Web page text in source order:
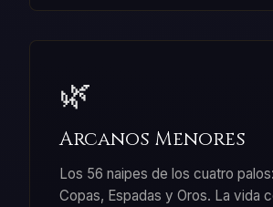
🌿
Arcanos Menores
Los 56 naipes de los cuatro
Copas, Espadas y Oros. La vida